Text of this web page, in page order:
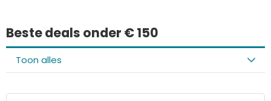
Beste deals onder € 150
Toon alles